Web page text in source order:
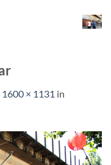
1600 × 1131 in